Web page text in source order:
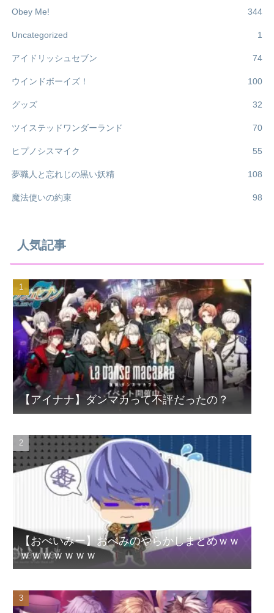
Obey Me! 344
Uncategorized 1
アイドリッシュセブン 74
ウインドボーイズ！ 100
グッズ 32
ツイステッドワンダーランド 70
ヒプノシスマイク 55
夢職人と忘れじの黒い妖精 108
魔法使いの約束 98
人気記事
【アイナナ】ダンマカって不評だったの？
【おべいみー】おべみのやらかしまとめｗｗ
ｗｗｗｗｗｗｗ